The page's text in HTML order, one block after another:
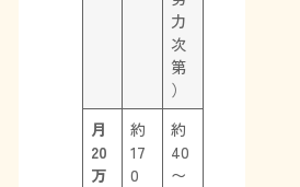
力
次
第
）
月
20
万
約
17
0
約
40
〜